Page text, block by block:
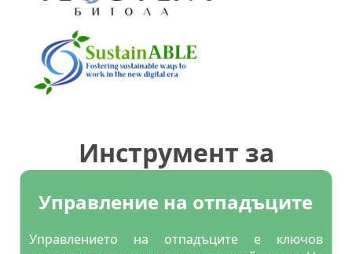
Инструмент за
устойчивите работни
Управление на отпадъците
Управлението на отпадъците е ключов